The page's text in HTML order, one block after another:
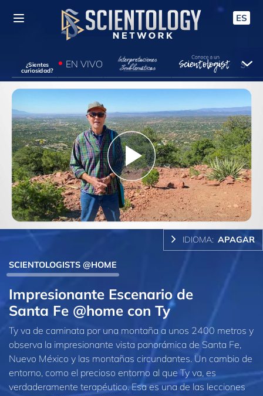
ES
¿Sientes
curiosidad?
EN VIVO
Play
Video
IDIOMA: APAGAR
SCIENTOLOGISTS @HOME
Impresionante Escenario de
Santa Fe @home con Ty
Ty va de caminata por una montaña a unos 2400 metros y
observa la impresionante vista panorámica de Santa Fe,
Nuevo México y las montañas circundantes. Un cambio de
entorno, como el precioso entorno al que Ty va, es
verdaderamente terapéutico. Esa es una de las lecciones